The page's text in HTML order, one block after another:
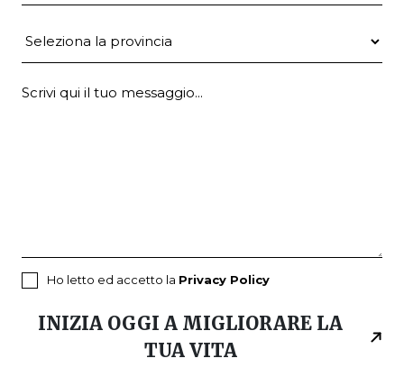
Ho letto ed accetto la Privacy Policy
INIZIA OGGI A MIGLIORARE LA
TUA VITA